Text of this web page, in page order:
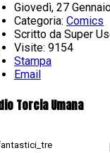
Giovedì, 27
Categoria: Comics
Scritto da Super
Visite: 9154
Stampa
Email
Torcia Umana